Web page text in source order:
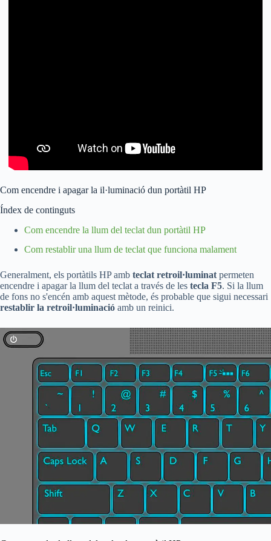
Com encendre i apagar la il·luminació dun portàtil HP
Índex de continguts
Com encendre la llum del teclat dun portàtil HP
Com restablir una llum de teclat que funciona malament
Generalment, els portàtils HP amb teclat retroil·luminat permeten
encendre i apagar la llum del teclat a través de les tecla F5. Si la llum
de fons no s'encén amb aquest mètode, és probable que sigui necessari
restablir la retroil·luminació amb un reinici.